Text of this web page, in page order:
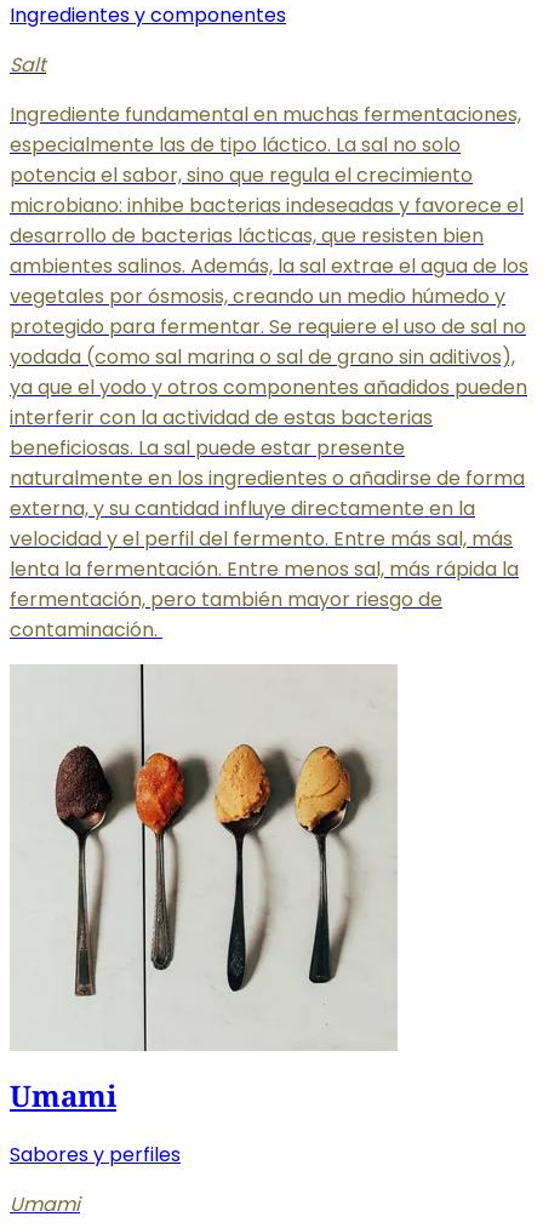
Ingredientes y componentes
Salt
Ingrediente fundamental en muchas fermentaciones,
especialmente las de tipo láctico. La sal no solo
potencia el sabor, sino que regula el crecimiento
microbiano: inhibe bacterias indeseadas y favorece el
desarrollo de bacterias lácticas, que resisten bien
ambientes salinos. Además, la sal extrae el agua de los
vegetales por ósmosis, creando un medio húmedo y
protegido para fermentar. Se requiere el uso de sal no
yodada (como sal marina o sal de grano sin aditivos),
ya que el yodo y otros componentes añadidos pueden
interferir con la actividad de estas bacterias
beneficiosas. La sal puede estar presente
naturalmente en los ingredientes o añadirse de forma
externa, y su cantidad influye directamente en la
velocidad y el perfil del fermento. Entre más sal, más
lenta la fermentación. Entre menos sal, más rápida la
fermentación, pero también mayor riesgo de
contaminación.
Umami
Sabores y perfiles
Umami